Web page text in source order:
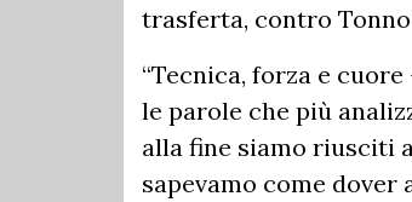
trasferta, contro Tonno
“Tecnica, forza e
le parole che più
alla fine siamo riusciti
sapevamo come